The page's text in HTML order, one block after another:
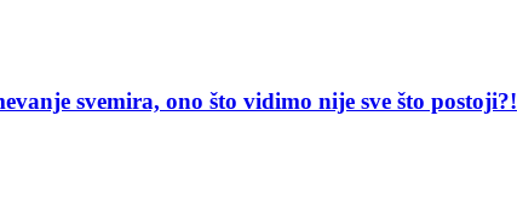
svemira, ono što vidimo nije sve što postoji?!